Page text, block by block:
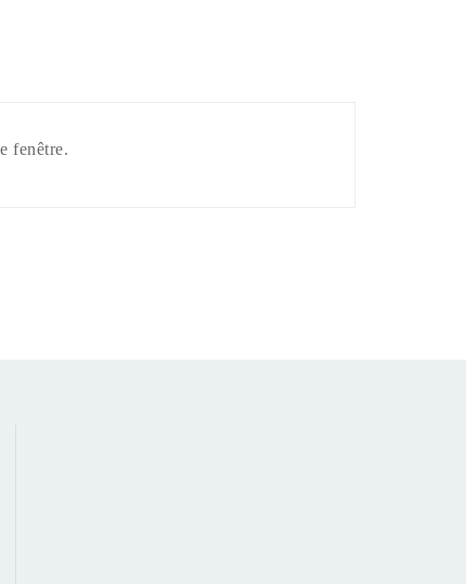
fenêtre.